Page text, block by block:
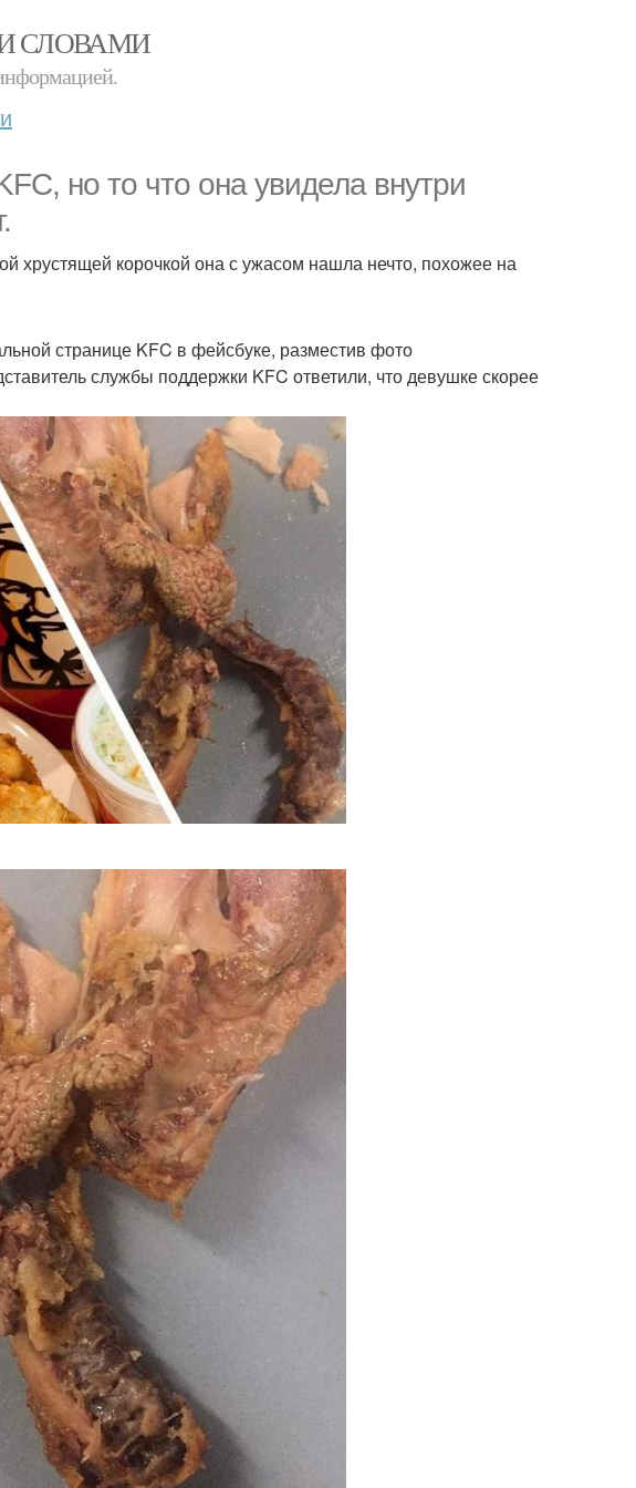
СЛОВАМИ
но то что она увидела внутри
хрустящей корочкой она с ужасом нашла нечто, похожее на
странице KFC в фейсбуке, разместив фото
службы поддержки KFC ответили, что девушке скорее